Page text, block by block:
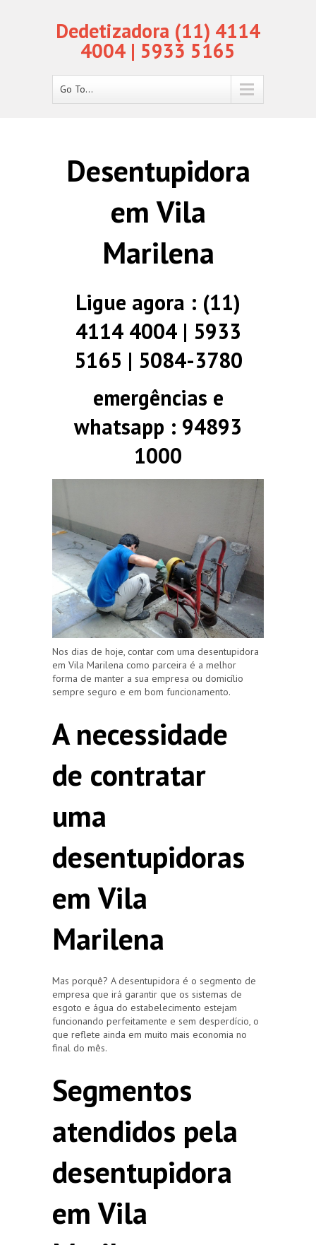
Dedetizadora (11) 4114
4004 | 5933 5165
Go To...
Desentupidora
em Vila
Marilena
Ligue agora : (11)
4114 4004 | 5933
5165 | 5084-3780
emergências e
whatsapp : 94893
1000
Nos dias de hoje, contar com uma desentupidora
em Vila Marilena como parceira é a melhor
forma de manter a sua empresa ou domicílio
sempre seguro e em bom funcionamento.
A necessidade
de contratar
uma
desentupidoras
em Vila
Marilena
Mas porquê? A desentupidora é o segmento de
empresa que irá garantir que os sistemas de
esgoto e água do estabelecimento estejam
funcionando perfeitamente e sem desperdício, o
que reflete ainda em muito mais economia no
final do mês.
Segmentos
atendidos pela
desentupidora
em Vila